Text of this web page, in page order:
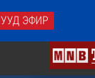
ЭФИР